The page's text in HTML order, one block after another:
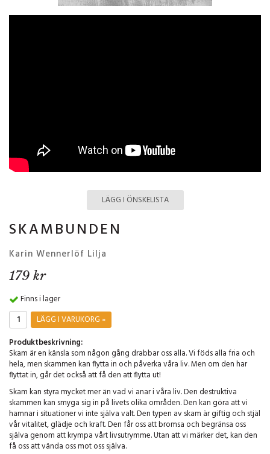
LÄGG I ÖNSKELISTA
SKAMBUNDEN
Karin Wennerlöf Lilja
179 kr
Finns i lager
LÄGG I VARUKORG »
Produktbeskrivning:
Skam är en känsla som någon gång drabbar oss alla. Vi föds alla fria och
hela, men skammen kan flytta in och påverka våra liv. Men om den har
flyttat in, går det också att få den att flytta ut!
Skam kan styra mycket mer än vad vi anar i våra liv. Den destruktiva
skammen kan smyga sig in på livets olika områden. Den kan göra att vi
hamnar i situationer vi inte själva valt. Den typen av skam är giftig och stjäl
vår vitalitet, glädje och kraft. Den får oss att bromsa och begränsa oss
själva genom att krympa vårt livsutrymme. Utan att vi märker det, kan den
få oss att vända oss mot oss själva.